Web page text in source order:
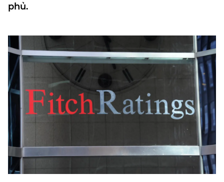
phủ.